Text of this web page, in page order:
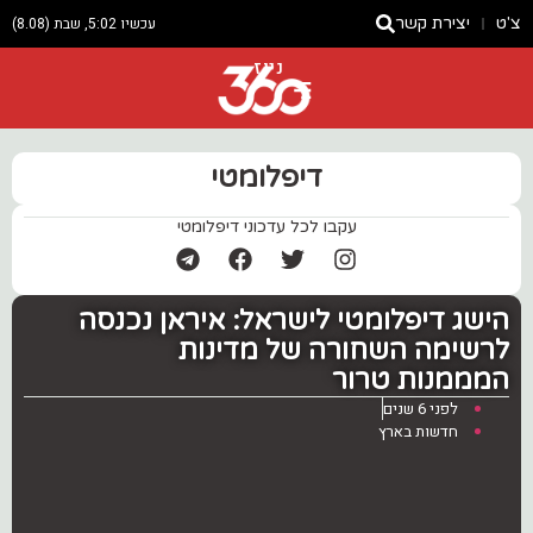
צ'ט יצירת קשר עכשיו 5:02, שבת (8.08)
ניוז
דיפלומטי
עקבו לכל עדכוני דיפלומטי
הישג דיפלומטי לישראל: ‏איראן נכנסה
לרשימה השחורה של מדינות
המממנות טרור
לפני 6 שנים
חדשות בארץ